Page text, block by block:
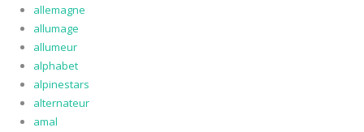
allemagne
allumage
allumeur
alphabet
alpinestars
alternateur
amal